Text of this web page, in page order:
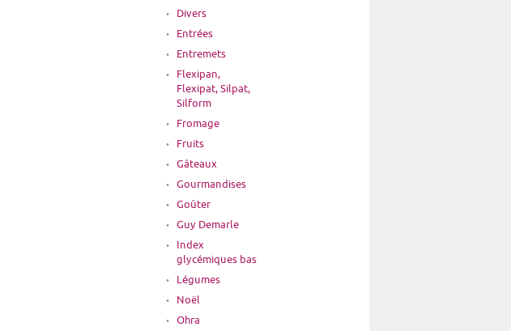
Divers
Entrées
Entremets
Flexipan,
Flexipat, Silpat,
Silform
Fromage
Fruits
Gâteaux
Gourmandises
Goûter
Guy Demarle
Index
glycémiques bas
Légumes
Noël
Ohra